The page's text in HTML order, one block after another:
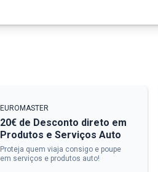
EUROMASTER
20€ de Desconto direto em
Produtos e Serviços Auto
Proteja quem viaja consigo e poupe
em serviços e produtos auto!